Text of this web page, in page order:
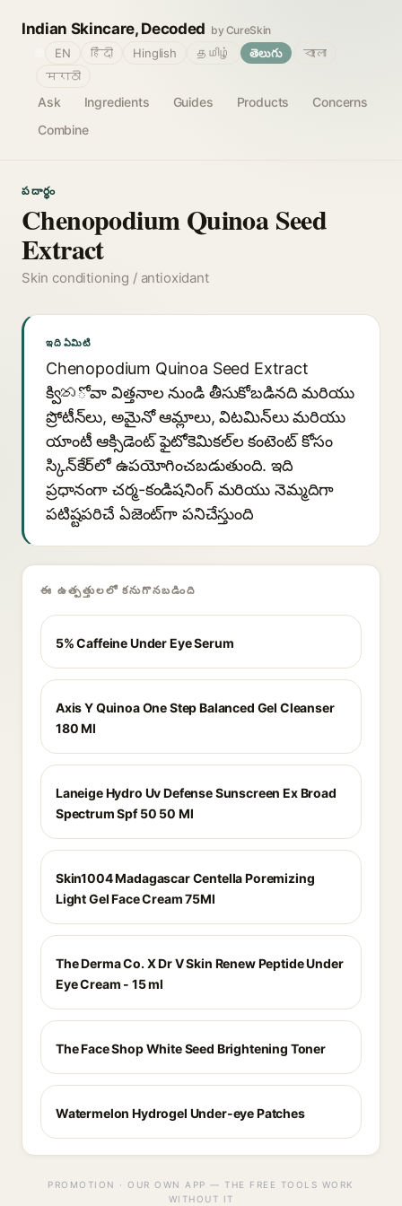
Indian Skincare, Decoded by CureSkin
Ask Ingredients Guides Products
Concerns
Combine
EN हिंदी Hinglish தமிழ் తెలుగు
বাংলা
मराठी
పదార్థం
Chenopodium Quinoa Seed
Extract
Skin conditioning / antioxidant
ఇది ఏమిటి
Chenopodium Quinoa Seed Extract
క్విනోవా విత్తనాల నుండి తీసుకోబడినది మరియు
ప్రోటీన్‌లు, అమైనో ఆమ్లాలు, విటమిన్‌లు మరియు
యాంటీ ఆక్సిడెంట్ ఫైటోకెమికల్‌ల కంటెంట్ కోసం
స్కిన్‌కేర్‌లో ఉపయోగించబడుతుంది. ఇది
ప్రధానంగా చర్మ-కండిషనింగ్ మరియు నెమ్మదిగా
పటిష్టపరిచే ఏజెంట్‌గా పనిచేస్తుంది
ఈ ఉత్పత్తులలో కనుగొనబడింది
5% Caffeine Under Eye Serum
Axis Y Quinoa One Step Balanced Gel Cleanser
180 Ml
Laneige Hydro Uv Defense Sunscreen Ex Broad
Spectrum Spf 50 50 Ml
Skin1004 Madagascar Centella Poremizing
Light Gel Face Cream 75Ml
The Derma Co. X Dr V Skin Renew Peptide Under
Eye Cream - 15 ml
The Face Shop White Seed Brightening Toner
Watermelon Hydrogel Under-eye Patches
PROMOTION · OUR OWN APP — THE FREE TOOLS WORK
WITHOUT IT